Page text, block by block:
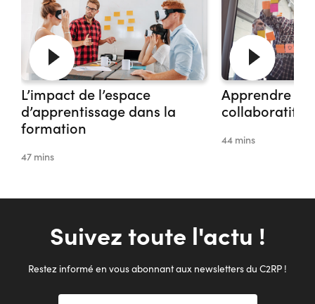
L’impact de l’espace
d’apprentissage dans la
formation
47 mins
Apprendre en
collaboratif
44 mins
Suivez toute l'actu !
Restez informé en vous abonnant aux newsletters du C2RP !